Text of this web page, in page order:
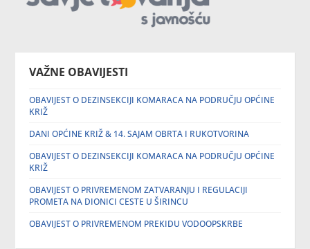
VAŽNE OBAVIJESTI
OBAVIJEST O DEZINSEKCIJI KOMARACA NA PODRUČJU OPĆINE
KRIŽ
DANI OPĆINE KRIŽ & 14. SAJAM OBRTA I RUKOTVORINA
OBAVIJEST O DEZINSEKCIJI KOMARACA NA PODRUČJU OPĆINE
KRIŽ
OBAVIJEST O PRIVREMENOM ZATVARANJU I REGULACIJI
PROMETA NA DIONICI CESTE U ŠIRINCU
OBAVIJEST O PRIVREMENOM PREKIDU VODOOPSKRBE